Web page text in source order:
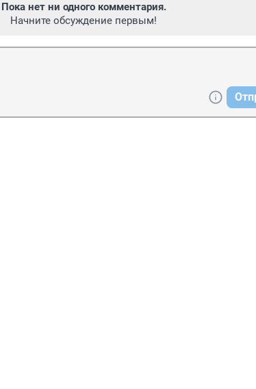
Пока нет ни одного комментария.
Начните обсуждение первым!